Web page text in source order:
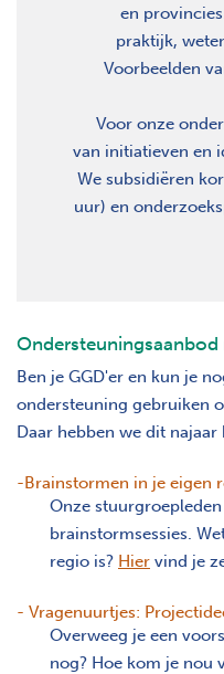
en
praktijk,
Voorbeelden
Voor onze
van initiatieven en
We subsidiëren
uur) en
Ben je GGD'er en kun je
ondersteuning gebruiken
Daar hebben we dit
-Brainstormen in je eigen
Onze
brainstormsessies.
regio is? Hier vind je
- Vragenuurtjes:
Overweeg je een
nog? Hoe kom je nou